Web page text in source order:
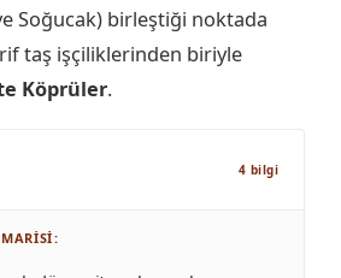
Soğucak) birleştiği noktada
taş işçiliklerinden biriyle
Köprüler.
4 bilgi